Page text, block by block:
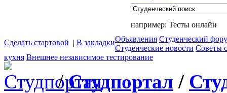
например: Тесты онлайн
Сделать стартовой | В закладкиОбъявления Студенческий
Студенческие новости Советы
кухня Внешнее независимое тестирование
/Студпортал /